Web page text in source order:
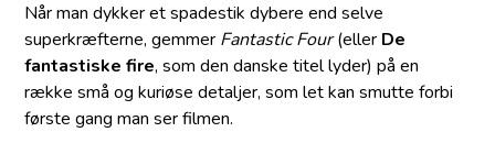
Når man dykker et spadestik dybere end selve
superkræfterne, gemmer Fantastic Four(eller De
fantastiske fire, som den danske titel lyder) på en
række små og kuriøse detaljer, som let kan smutte forbi
første gang man ser filmen.